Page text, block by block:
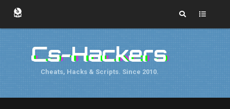
Cs-Hackers
Cheats, Hacks & Scripts. Since 2010.